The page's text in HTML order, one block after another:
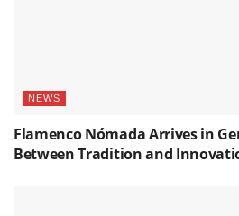
NEWS
Flamenco Nómada Arrives in
Between Tradition and